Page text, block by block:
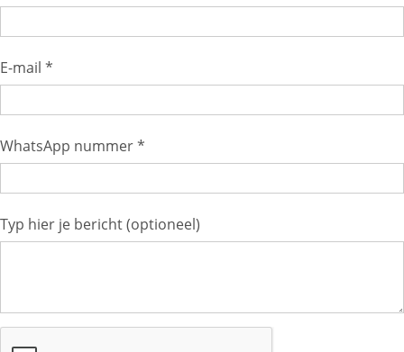
E-mail *
WhatsApp nummer *
Typ hier je bericht (optioneel)